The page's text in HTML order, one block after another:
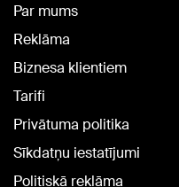
Par mums
Reklāma
Biznesa klientiem
Tarifi
Privātuma politika
Sīkdatņu iestatījumi
Politiskā reklāma